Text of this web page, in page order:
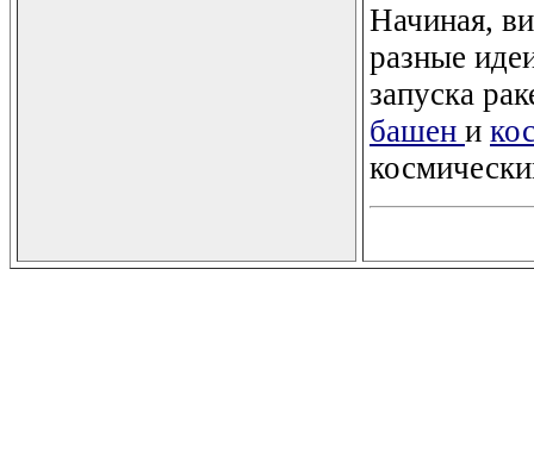
Начиная,
разные
запуска
башен и